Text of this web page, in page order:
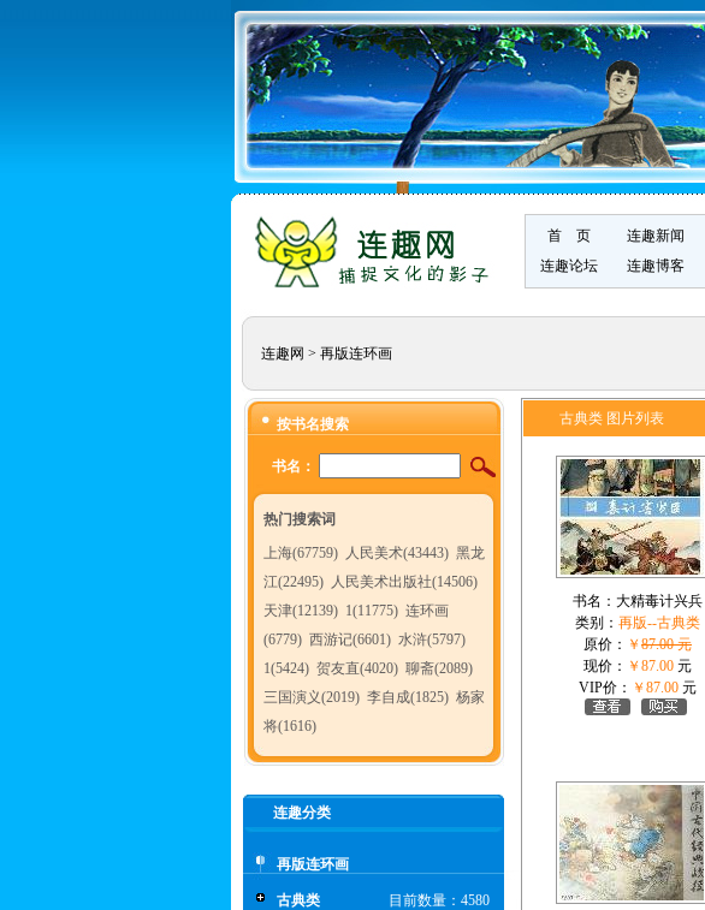
首 页 连趣新闻
连趣论坛
连趣博客
连趣网 > 再版连环画
按书名搜索
书名：
热门搜索词
上海(67759) 人民美术(43443) 黑龙
江(22495) 人民美术出版社(14506)
天津(12139) 1(11775) 连环画
(6779) 西游记(6601) 水浒(5797)
1(5424) 贺友直(4020) 聊斋(2089)
三国演义(2019) 李自成(1825) 杨家
将(1616)
连趣分类
再版连环画
古典类 目前数量：4580
古典类 图片列表
书名： 大精毒计兴兵
类别： 再版--古典类
原价： ￥ 87.00 元
现价： ￥87.00 元
VIP价： ￥87.00 元